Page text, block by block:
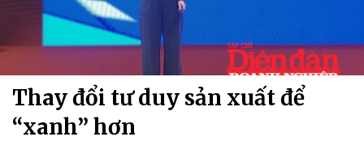
Thay đổi tư duy sản xuất để
“xanh” hơn